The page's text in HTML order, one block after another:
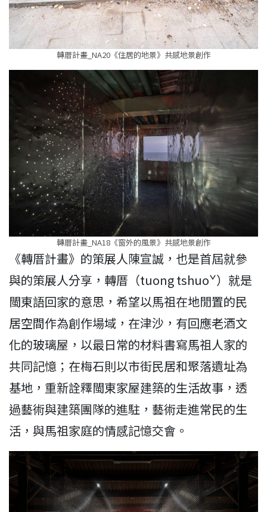
轉厝計畫_NA20《住居的地景》共感地景創作
轉厝計畫_NA18《窗外的風景》共感地景創作
《轉厝計畫》的策展人陳宣誠，也是首屆就參
與的策展人分享，轉厝（tuong tshuoˇ）就是
閩東語回家的意思，希望以馬祖在地閒置的民
居空間作為創作場域，在津沙，有回應老酒文
化的玻璃屋，以最日常的材料書寫馬祖人家的
共同記憶；在梅石則以市街民居和聚落遺址為
基地，重新詮釋閩東家屋建築的生活故事，透
過藝術與建築團隊的進駐，藝術走進常民的生
活，與馬祖家庭的情感記憶交會。